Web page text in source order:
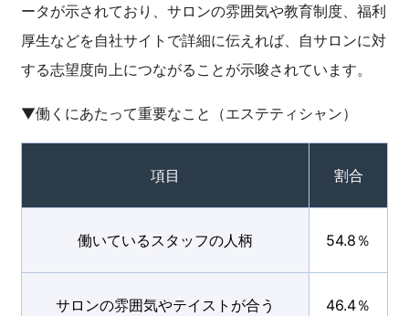
ータが示されており、サロンの雰囲気や教育制度、福利
厚生などを自社サイトで詳細に伝えれば、自サロンに対
する志望度向上につながることが示唆されています。
▼働くにあたって重要なこと（エステティシャン）
項目 割合
働いているスタッフの人柄 54.8％
サロンの雰囲気やテイストが合う 46.4％